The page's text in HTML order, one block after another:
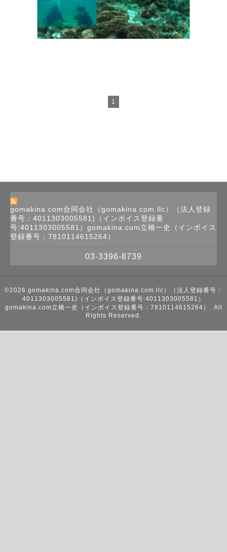
1
gomakina.com合同会社（gomakina.com.llc）（法人登録
番号：4011303005581)（インボイス登録番
号:4011303005581）gomakina.com立橋一史（インボイス
登録番号：7810114615264）
03-3396-8739
©2026 gomakina.com合同会社（gomakina.com.llc）（法人登録番号：
4011303005581)（インボイス登録番号:4011303005581）
gomakina.com立橋一史（インボイス登録番号：7810114615264）
. All
Rights Reserved.